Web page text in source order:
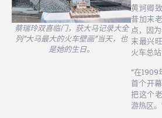
蔡瑞玲双喜临门，获大马记录大全
列“大马最大的火车壁画”当天，也
是她的生日。
黄炣卿
昔加末
点，因
末最兴
火车总
“在1909
首个开
把这个
游热区。